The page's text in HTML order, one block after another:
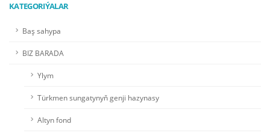
KATEGORIÝALAR
Baş sahypa
BIZ BARADA
Ylym
Türkmen sungatynyň genji hazynasy
Altyn fond